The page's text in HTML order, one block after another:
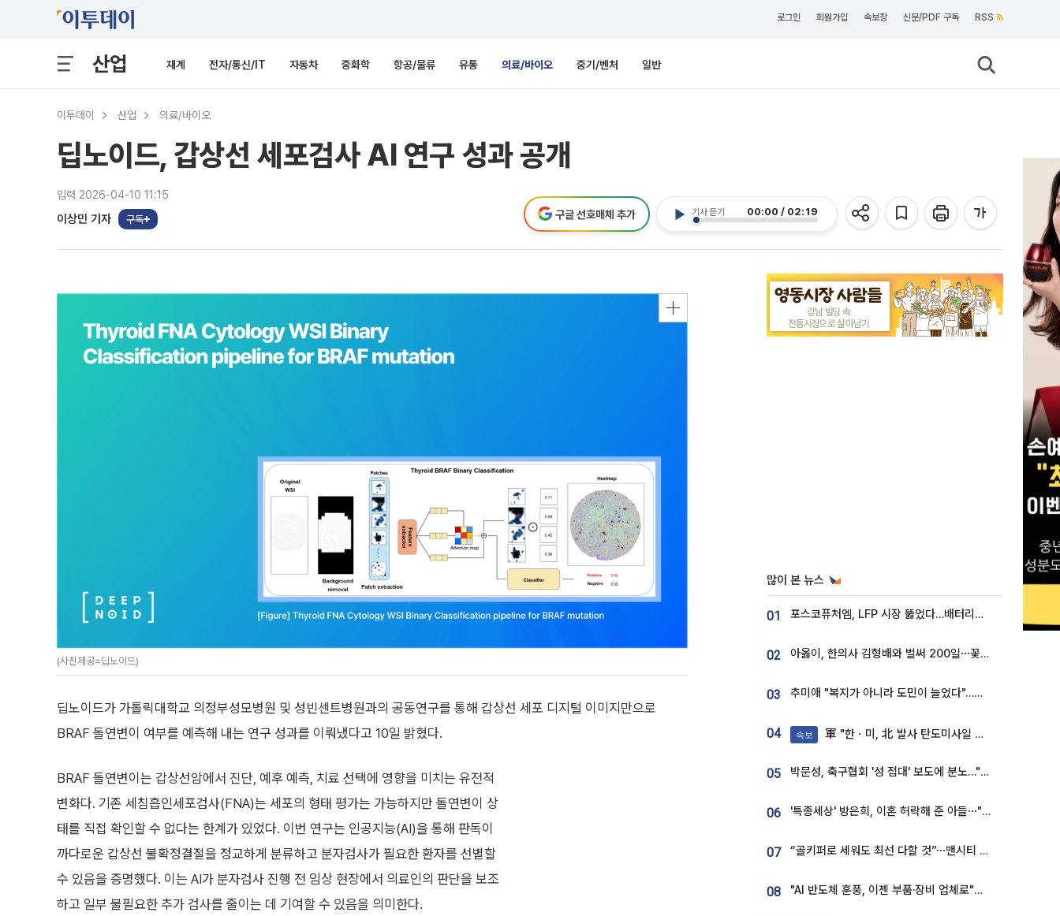
로그인 회원가입 속보창 신문/PDF 구독 RSS
산업 재계 전자/통신/IT 자동차 중화학 항공/물류 유통 의료/바이오 중기/벤처 일반
이투데이 산업 의료/바이오
딥노이드, 갑상선 세포검사 AI 연구 성과 공개
입력 2026-04-10 11:15
이상민 기자 구독
기사 듣기 00:00 / 02:19
구글 선호매체 추가
(사진제공=딥노이드)
딥노이드가 가톨릭대학교 의정부성모병원 및 성빈센트병원과의 공동연구를 통해 갑상선 세포 디지털 이미지만으로
BRAF 돌연변이 여부를 예측해 내는 연구 성과를 이뤄냈다고 10일 밝혔다.
BRAF 돌연변이는 갑상선암에서 진단, 예후 예측, 치료 선택에 영향을 미치는 유전적
변화다. 기존 세침흡인세포검사(FNA)는 세포의 형태 평가는 가능하지만 돌연변이 상
태를 직접 확인할 수 없다는 한계가 있었다. 이번 연구는 인공지능(AI)을 통해 판독이
까다로운 갑상선 불확정결절을 정교하게 분류하고 분자검사가 필요한 환자를 선별할
수 있음을 증명했다. 이는 AI가 분자검사 진행 전 임상 현장에서 의료인의 판단을 보조
하고 일부 불필요한 추가 검사를 줄이는 데 기여할 수 있음을 의미한다.
많이 본 뉴스
01 포스코퓨처엠, LFP 시장 뚫었다…배터리사와 대규모 장기 공급 합의
02 아옳이, 한의사 김형배와 벌써 200일⋯꽃다발 들고 "프러포즈 아냐"
03 추미애 "복지가 아니라 도민이 늘었다"…재정난 책임론 정면돌파
04 속보 軍 "한ㆍ미, 北 발사 탄도미사일 제원 정밀분석 중"
05 박문성, 축구협회 '성 접대' 보도에 분노…"다 말아먹으려고 작정했나"
06 '특종세상' 방은희, 이혼 허락해 준 아들⋯"너무 잘 커줬다" 오열
07 “골키퍼로 세워도 최선 다할 것”⋯맨시티 누네스, 주전 경쟁 각오 [인터뷰]
08 "AI 반도체 훈풍, 이젠 부품·장비 업체로"⋯증권가 HBM 수혜주 조명